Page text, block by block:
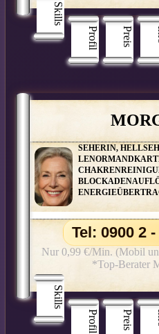
Skills
Profil
Preis
SEHERIN,
Skills
Profil
Preis
Tel: 0900 2
Nur 0,99 €/Min. (Mobil
*Top-Berater